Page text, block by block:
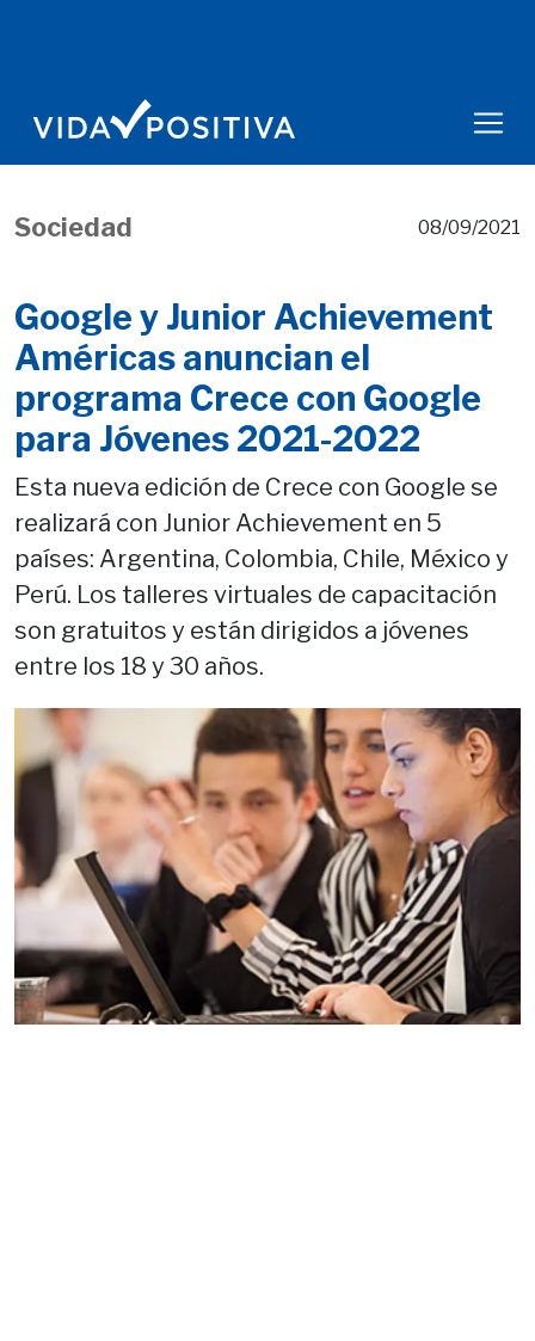
Sociedad 08/09/2021
Google y Junior Achievement
Américas anuncian el
programa Crece con Google
para Jóvenes 2021-2022
Esta nueva edición de Crece con Google se
realizará con Junior Achievement en 5
países: Argentina, Colombia, Chile, México y
Perú. Los talleres virtuales de capacitación
son gratuitos y están dirigidos a jóvenes
entre los 18 y 30 años.